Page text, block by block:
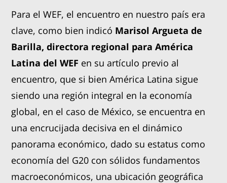
Para el WEF, el encuentro en nuestro país era
clave, como bien indicó Marisol Argueta de
Barilla, directora regional para América
Latina del WEF en su artículo previo al
encuentro, que si bien América Latina sigue
siendo una región integral en la economía
global, en el caso de México, se encuentra en
una encrucijada decisiva en el dinámico
panorama económico, dado su estatus como
economía del G20 con sólidos fundamentos
macroeconómicos, una ubicación geográfica